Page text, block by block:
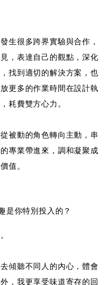
生很多跨界實驗與合作，
，表達自己的觀點，深化
找到適切的解決方案，也
更多的作業時間在設計執
耗費雙方心力。
被動的角色轉向主動，串
專業帶進來，調和凝聚成
值。
是你特別投入的？
傾聽不同人的內心，體會
，我更享受味道寄存的回